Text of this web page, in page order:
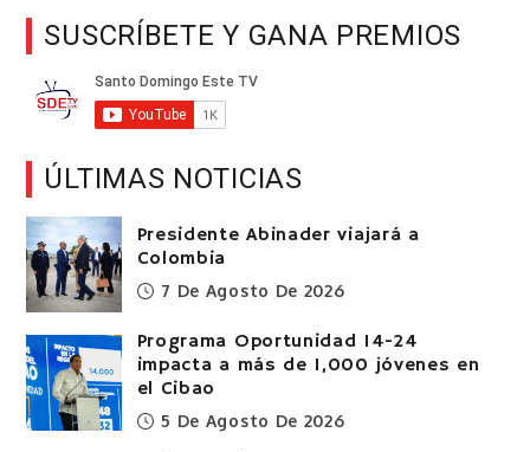
SUSCRÍBETE Y GANA PREMIOS
ÚLTIMAS NOTICIAS
Presidente Abinader viajará a
Colombia
7 De Agosto De 2026
Programa Oportunidad 14-24
impacta a más de 1,000 jóvenes en
el Cibao
5 De Agosto De 2026